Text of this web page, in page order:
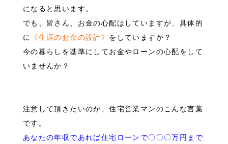
になると思います。
でも、皆さん、お金の心配はしていますが、具体的
に
《生涯のお金の設計》 を していますか？
今の暮らしを基準にしてお金やローンの心配をして
いませんか？
注意して頂きたいのが、住宅営業マンのこんな言葉
です。
あなたの年収であれば住宅ローンで〇〇〇万円まで